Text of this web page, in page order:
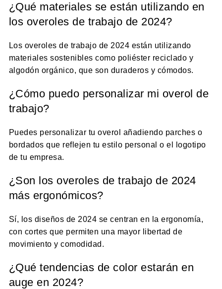
¿Qué materiales se están utilizando en
los overoles de trabajo de 2024?
Los overoles de trabajo de 2024 están utilizando
materiales sostenibles como poliéster reciclado y
algodón orgánico, que son duraderos y cómodos.
¿Cómo puedo personalizar mi overol de
trabajo?
Puedes personalizar tu overol añadiendo parches o
bordados que reflejen tu estilo personal o el logotipo
de tu empresa.
¿Son los overoles de trabajo de 2024
más ergonómicos?
Sí, los diseños de 2024 se centran en la ergonomía,
con cortes que permiten una mayor libertad de
movimiento y comodidad.
¿Qué tendencias de color estarán en
auge en 2024?